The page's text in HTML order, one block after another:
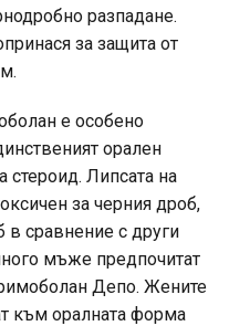
разпадане.
за защита от
е особено
орален
стероид. Липсата на
за черния дроб,
в сравнение с други
мъже предпочитат
Депо. Жените
към оралната форма